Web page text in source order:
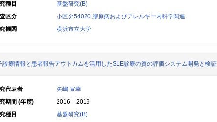
種目
基盤研究(B)
区分
小区分54020:膠原病およびアレルギー内科学関連
機関
横浜市立大学
診療情報と患者報告アウトカムを活用したSLE診療の質の評価システム開発と検証
代表者
矢嶋 宣幸
期間 (年度)
2016 – 2019
種目
基盤研究(B)